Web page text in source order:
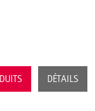
DÉTAILS